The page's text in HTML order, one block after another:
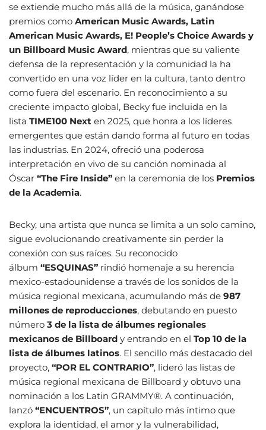
se extiende mucho más allá de la música, ganándose
premios como American Music Awards, Latin
American Music Awards, E! People’s Choice Awards y
un Billboard Music Award, mientras que su valiente
defensa de la representación y la comunidad la ha
convertido en una voz líder en la cultura, tanto dentro
como fuera del escenario. En reconocimiento a su
creciente impacto global, Becky fue incluida en la
lista TIME100 Next en 2025, que honra a los líderes
emergentes que están dando forma al futuro en todas
las industrias. En 2024, ofreció una poderosa
interpretación en vivo de su canción nominada al
Óscar “The Fire Inside” en la ceremonia de los Premios
de la Academia.
Becky, una artista que nunca se limita a un solo camino,
sigue evolucionando creativamente sin perder la
conexión con sus raíces. Su reconocido
álbum “ESQUINAS” rindió homenaje a su herencia
mexico-estadounidense a través de los sonidos de la
música regional mexicana, acumulando más de 987
millones de reproducciones, debutando en puesto
número 3 de la lista de álbumes regionales
mexicanos de Billboard y entrando en el Top 10 de la
lista de álbumes latinos. El sencillo más destacado del
proyecto, “POR EL CONTRARIO”, lideró las listas de
música regional mexicana de Billboard y obtuvo una
nominación a los Latin GRAMMY®. A continuación,
lanzó “ENCUENTROS”, un capítulo más íntimo que
explora la identidad, el amor y la vulnerabilidad,